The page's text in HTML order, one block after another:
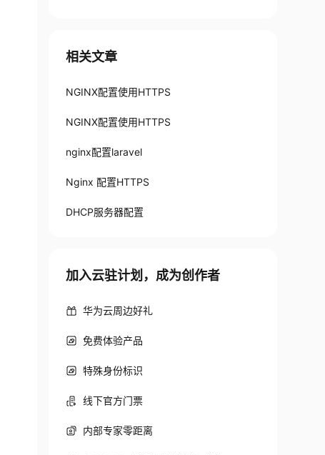
相关文章
NGINX配置使用HTTPS
NGINX配置使用HTTPS
nginx配置laravel
Nginx 配置HTTPS
DHCP服务器配置
加入云驻计划，成为创作者
华为云周边好礼
免费体验产品
特殊身份标识
线下官方门票
内部专家零距离